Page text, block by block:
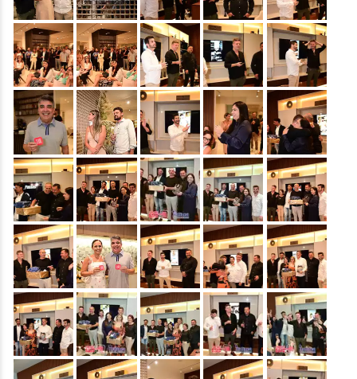
&nbsp; &nbsp; &nbsp; &nbsp; &nbsp;
&nbsp; &nbsp; &nbsp; &nbsp; &nbsp;
&nbsp; &nbsp; &nbsp; &nbsp; &nbsp;
&nbsp; &nbsp; &nbsp; &nbsp; &nbsp;
&nbsp; &nbsp; &nbsp; &nbsp; &nbsp;
&nbsp; &nbsp; &nbsp; &nbsp; &nbsp;